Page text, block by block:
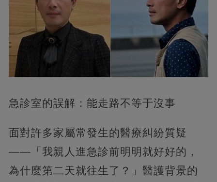
急診室的誤解：能走路不等于沒事
面對許多家屬常發生的醫療糾紛質疑
——「我親人進急診前明明就好好的，
為什麼第二天就往生了？」醫護背景的